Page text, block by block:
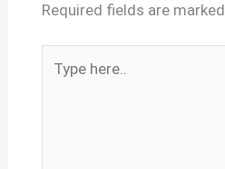
Required fields are marked
here..